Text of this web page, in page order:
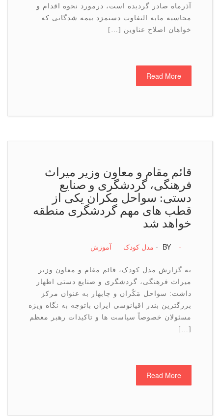
آذرماه صادر گردیده است، درمورد نحوه اقدام و
محاسبه مابه التفاوت دستمزد بیمه شدگانی که
خواهان اصلاح عناوین […]
Read More
قائم مقام و معاون وزیر میراث
فرهنگی، گردشگری و صنایع
دستی: سواحل مکران یکی از
قطب های مهم گردشگری منطقه
خواهد شد
BY - مدل کودک آموزش -
به گزارش مدل کودک، قائم مقام و معاون وزیر
میراث فرهنگی، گردشگری و صنایع دستی اظهار
داشت: سواحل مَکُران و چابهار به عنوان مرکز
بزرگترین بندر اقیانوسی ایران باتوجه به نگاه ویژه
مسئولان خصوصاً سیاست ها و تاکیدات رهبر معظم
[…]
Read More